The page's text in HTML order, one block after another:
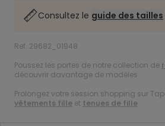
Consultez le guide des tailles
Ref. 29682_01948
Poussez les portes de notre collection de
découvrir davantage de modèles.
Prolongez votre session shopping sur
vêtements fille et tenues de fille.